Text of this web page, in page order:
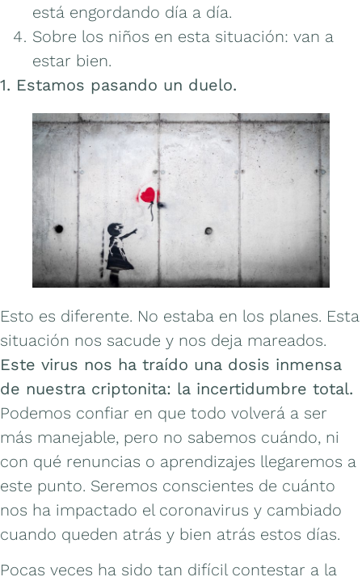
está engordando día a día.
Sobre los niños en esta situación: van a
estar bien.
1. Estamos pasando un duelo.
Esto es diferente. No estaba en los planes. Esta
situación nos sacude y nos deja mareados.
Este virus nos ha traído una dosis inmensa
de nuestra criptonita: la incertidumbre total.
Podemos confiar en que todo volverá a ser
más manejable, pero no sabemos cuándo, ni
con qué renuncias o aprendizajes llegaremos a
este punto. Seremos conscientes de cuánto
nos ha impactado el coronavirus y cambiado
cuando queden atrás y bien atrás estos días.
Pocas veces ha sido tan difícil contestar a la